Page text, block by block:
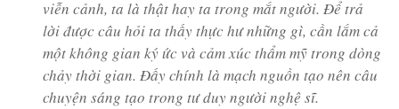
viễn cảnh, ta là thật hay ta trong mắt người. Để trả
lời được câu hỏi ta thấy thực hư những gì, cần lắm cả
một không gian ký ức và cảm xúc thẩm mỹ trong dòng
chảy thời gian. Đấy chính là mạch nguồn tạo nên câu
chuyện sáng tạo trong tư duy người nghệ sĩ.